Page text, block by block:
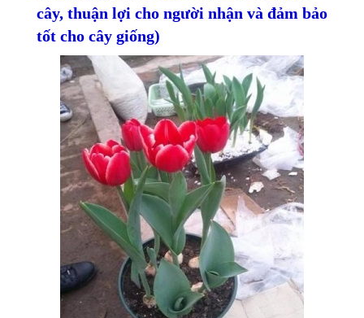
cây, thuận lợi cho người nhận và đảm bảo
tốt cho cây giống)